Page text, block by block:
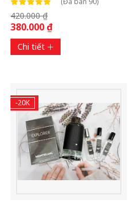
420.000 ₫
380.000 ₫
Chi tiết
-20K